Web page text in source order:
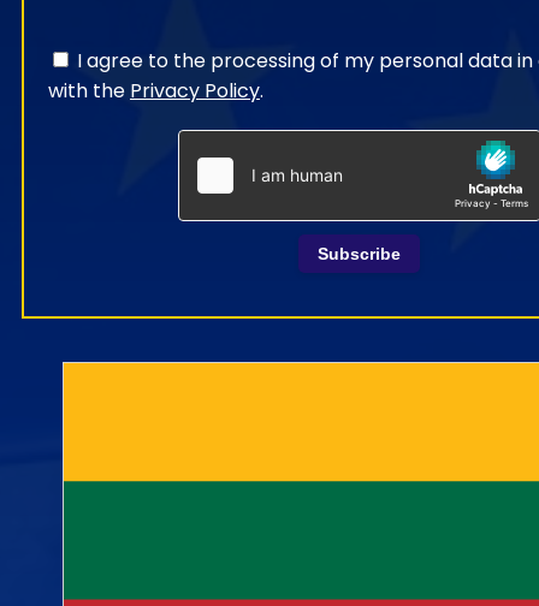
I agree to the processing of my personal data
with the Privacy Policy.
Subscribe